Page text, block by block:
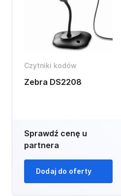
Czytniki kodów
Zebra DS2208
Sprawdź cenę u
partnera
Dodaj do oferty